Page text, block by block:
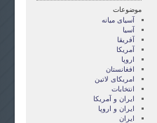
موضوعات
آسيای ميانه
آسیا
آفریقا
آمریکا
اروپا
افغانستان
امریکای لاتین
انتخابات
ايران و آمريکا
ايران و اروپا
ایران